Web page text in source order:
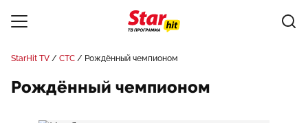
StarHit TV СТС Рождённый чемпионом
Рождённый чемпионом